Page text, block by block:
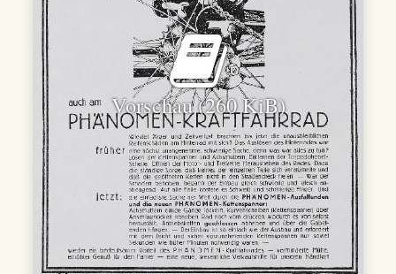
Vorschau (260 KiB)